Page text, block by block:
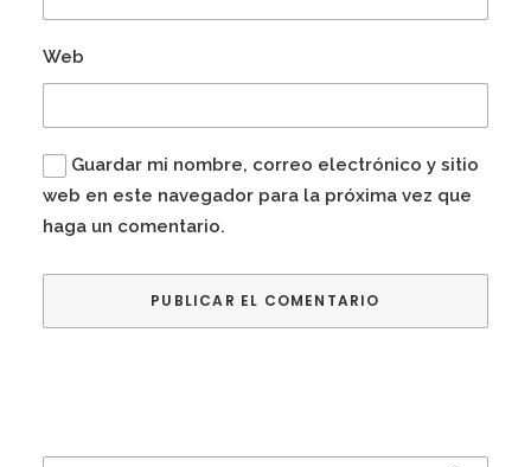
Web
Guardar mi nombre, correo electrónico y sitio
web en este navegador para la próxima vez que
haga un comentario.